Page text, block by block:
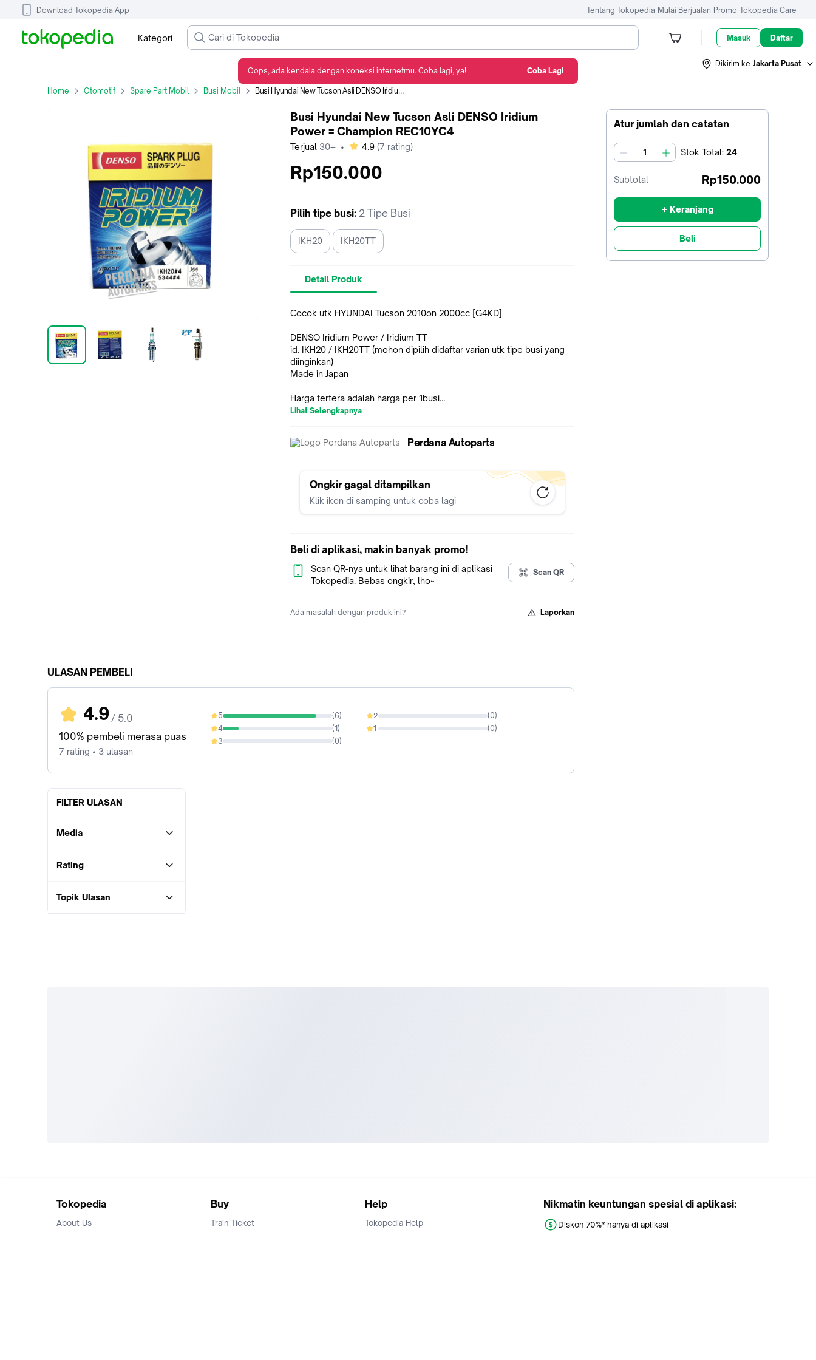
Download Tokopedia App Tentang Tokopedia Mulai Berjualan Promo Tokopedia Care
Kategori Masuk Daftar
Dikirim ke Jakarta Pusat
Home Otomotif Spare Part Mobil Busi Mobil Busi Hyundai New Tucson Asli DENSO Iridium Power = Champion REC10YC4
Atur jumlah dan catatan
jumlah Stok Total: 24
Subtotal Rp150.000
+ Keranjang
Beli
Busi Hyundai New Tucson Asli DENSO Iridium
Power = Champion REC10YC4
Terjual 30+ • bintang
4.9 (7 rating)
Rp150.000
Pilih tipe busi: 2 Tipe Busi
IKH20 IKH20TT
Detail Produk
Cocok utk HYUNDAI Tucson 2010on 2000cc [G4KD]
DENSO Iridium Power / Iridium TT
id. IKH20 / IKH20TT (mohon dipilih didaftar varian utk tipe busi yang
diinginkan)
Made in Japan
Harga tertera adalah harga per 1busi
Desnso Iridium Power merupakan salah satu solusi :
dengan siklus pembakaran yang optimal dan pusat elektroda 0.4mm
meningkatkan output di bawah berbagai kondisi mengemudi .
2 . Peningkatan Akselerasi - Peningkatan respon dan kinerja
percepatan .
kurang kebisingan.
#densoiridium
#kh20
Lihat Selengkapnya
Perdana Autoparts
Ongkir gagal ditampilkan
Klik ikon di samping untuk coba lagi
Beli di aplikasi, makin banyak promo!
Scan QR-nya untuk lihat barang ini di aplikasi
Tokopedia. Bebas ongkir, lho~
Scan QR
Ada masalah dengan produk ini? Laporkan
ULASAN PEMBELI
4.9 / 5.0
100% pembeli merasa puas
7 rating • 3 ulasan
5 (6)
85.71%
4 (1)
14.29%
3 (0)
0%
2 (0)
0%
1 (0)
0%
FILTER ULASAN
Media
Rating
Topik Ulasan
Tokopedia
About Us
Buy
Train Ticket
Help
Tokopedia Help
Nikmatin keuntungan spesial di aplikasi:
Diskon 70%* hanya di aplikasi
Oops, ada kendala dengan koneksi internetmu. Coba lagi, ya! Coba Lagi